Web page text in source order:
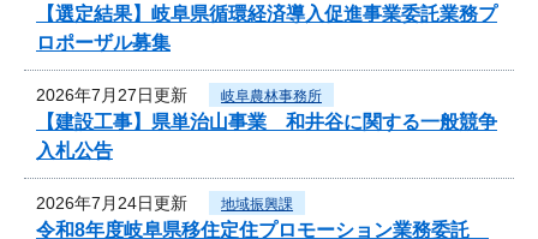
【選定結果】岐阜県循環経済導入促進事業委託業務プ
ロポーザル募集
2026年7月27日更新 岐阜農林事務所
【建設工事】県単治山事業 和井谷に関する一般競争
入札公告
2026年7月24日更新 地域振興課
令和8年度岐阜県移住定住プロモーション業務委託